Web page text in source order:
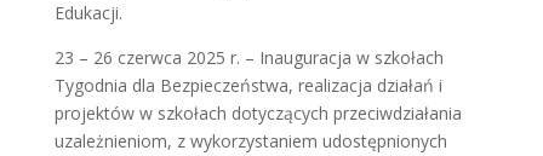
Edukacji.
23 – 26 czerwca 2025 r. – Inauguracja w szkołach
Tygodnia dla Bezpieczeństwa, realizacja działań i
projektów w szkołach dotyczących przeciwdziałania
uzależnieniom, z wykorzystaniem udostępnionych